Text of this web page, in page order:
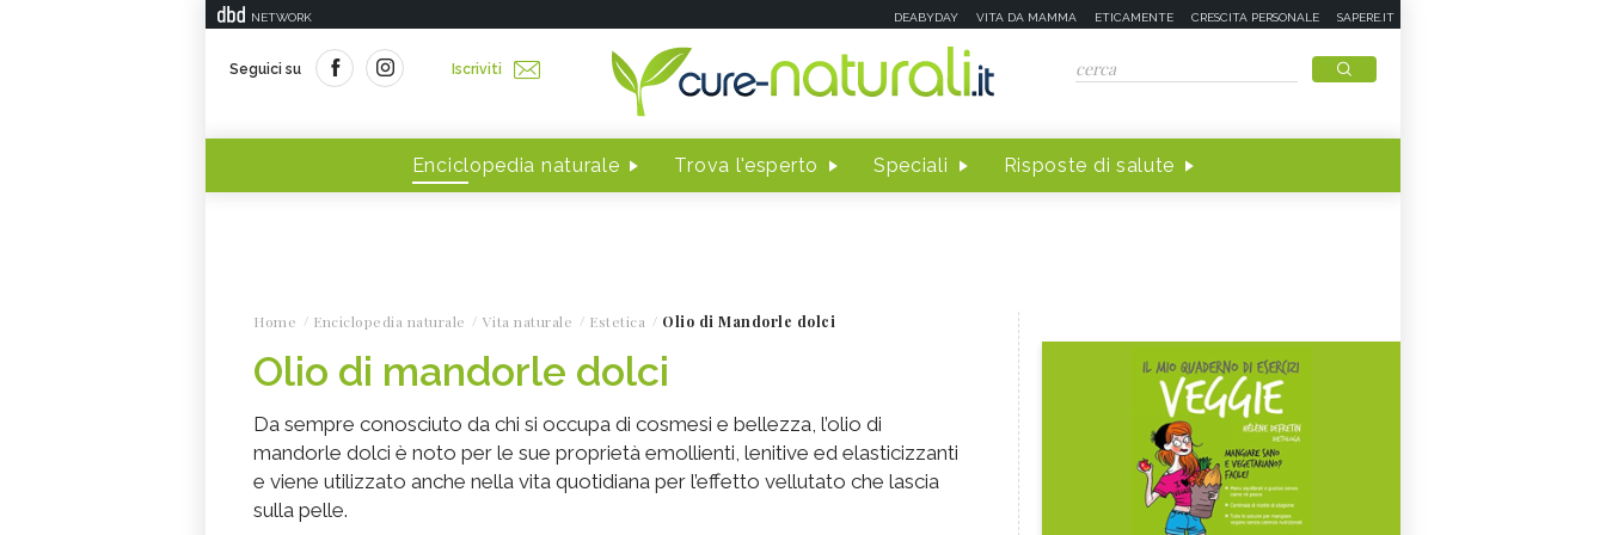
NETWORK DEABYDAY VITA DA MAMMA ETICAMENTE CRESCITA PERSONALE SAPERE.IT
Seguici su Iscriviti
Enciclopedia naturale Trova l'esperto Speciali Risposte di salute
Home Enciclopedia naturale Vita naturale Estetica Olio di Mandorle dolci
Olio di mandorle dolci
Da sempre conosciuto da chi si occupa di cosmesi e bellezza, l’olio di
mandorle dolci è noto per le sue proprietà emollienti, lenitive ed elasticizzanti
e viene utilizzato anche nella vita quotidiana per l’effetto vellutato che lascia
sulla pelle.